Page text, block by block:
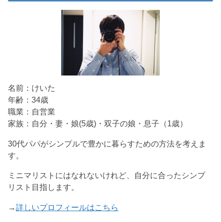
名前：けいた
年齢：34歳
職業：自営業
家族：自分・妻・娘(5歳)・双子の娘・息子（1歳）
30代パパがシンプルで豊かに暮らすための方法を考えま
す。
ミニマリストにはなれないけれど、自分に合ったシンプ
リスト目指します。
→詳しいプロフィールはこちら